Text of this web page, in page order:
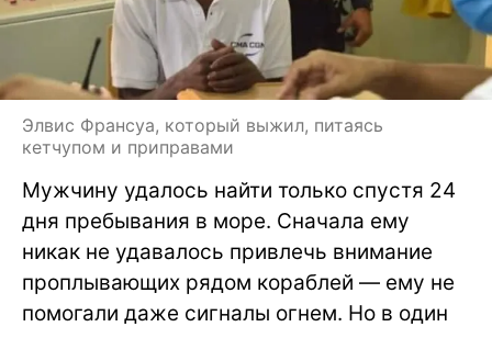
Элвис Франсуа, который выжил, питаясь
кетчупом и приправами
Мужчину удалось найти только спустя 24
дня пребывания в море. Сначала ему
никак не удавалось привлечь внимание
проплывающих рядом кораблей — ему не
помогали даже сигналы огнем. Но в один